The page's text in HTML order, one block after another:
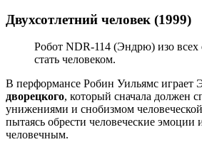
Двухсотлетний человек (1999)
Робот NDR-114 (Эндрю) изо всех
стать человеком.
В перформансе Робин Уильямс играет
дворецкого, который сначала должен
унижениями и снобизмом
пытаясь обрести человеческие эмоции
человечным.